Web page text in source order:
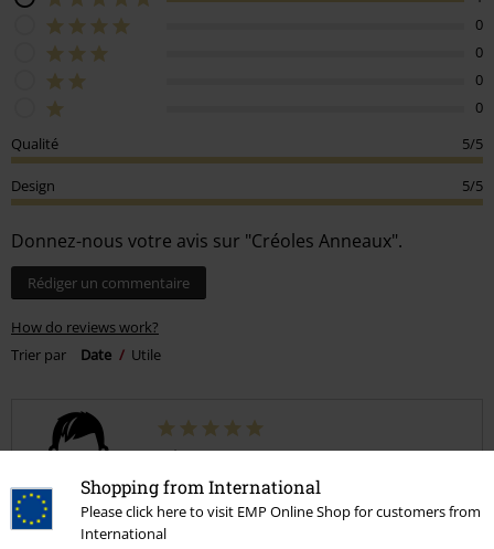
Shopping from International
Please click here to visit EMP Online Shop for customers from
International
0
0
0
0
Qualité
5/5
Design 5/5
Donnez-nous votre avis sur "Créoles Anneaux".
Rédiger un commentaire
How do reviews work?
Trier par
Date Utile
eric v.
5 Commentaires
Posté le : vendredi, 29 déc. 2023